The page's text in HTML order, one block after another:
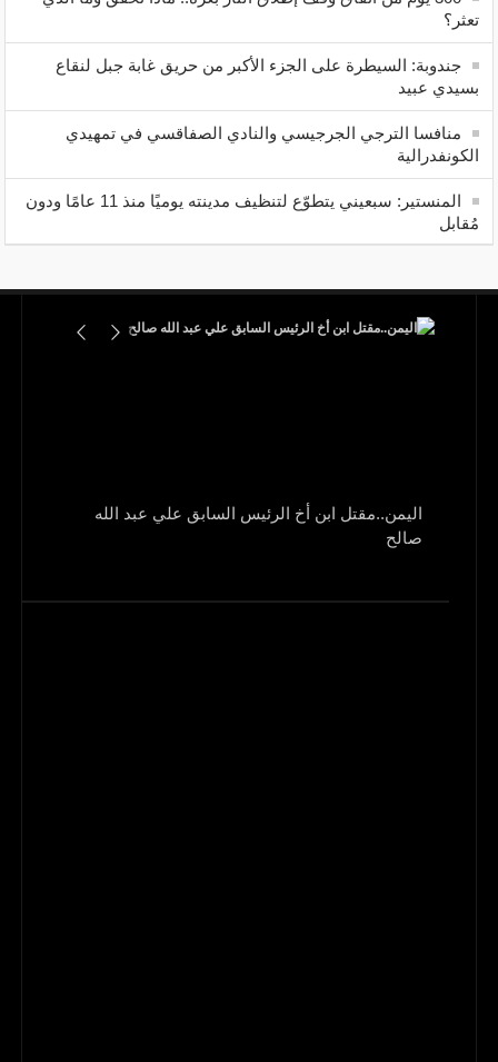
تعثر؟
جندوبة: السيطرة على الجزء الأكبر من حريق غابة جبل لنقاع
بسيدي عبيد
منافسا الترجي الجرجيسي والنادي الصفاقسي في تمهيدي
الكونفدرالية
المنستير: سبعيني يتطوّع لتنظيف مدينته يوميًا منذ 11 عامًا ودون
مُقابل
اليمن..مقتل ابن أخ الرئيس السابق علي عبد الله
صالح